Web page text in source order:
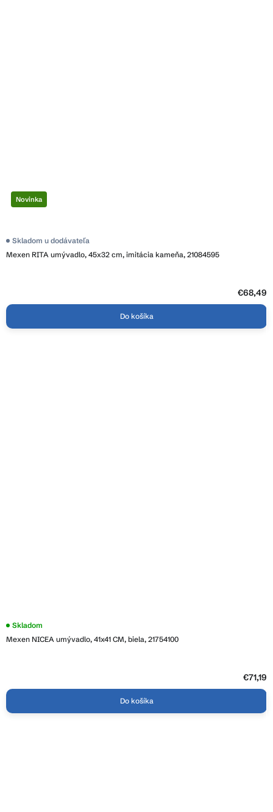
Novinka
Mexen RITA umývadlo, 45x32 cm, imitácia kameňa, 21084595
Skladom u dodávateľa
€68,49
Do košíka
Mexen NICEA umývadlo, 41x41 CM, biela, 21754100
Skladom
€71,19
Do košíka